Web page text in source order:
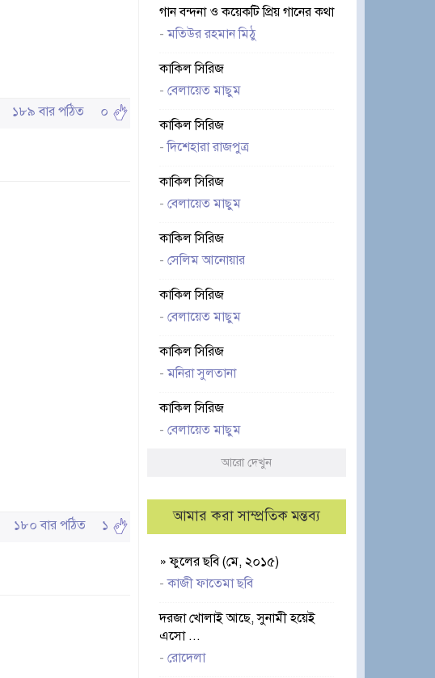
১৮৯ বার পঠিত ০
১৮০ বার পঠিত ১
গান বন্দনা ও কয়েকটি প্রিয় গানের কথা
-মতিউর রহমান মিঠু
কাকিল সিরিজ
- বেলায়েত মাছুম
কাকিল সিরিজ
-দিশেহারা রাজপুত্র
কাকিল সিরিজ
- বেলায়েত মাছুম
কাকিল সিরিজ
- সেলিম আনোয়ার
কাকিল সিরিজ
- বেলায়েত মাছুম
কাকিল সিরিজ
-মনিরা সুলতানা
কাকিল সিরিজ
- বেলায়েত মাছুম
আরো দেখুন
আমার করা সাম্প্রতিক মন্তব্য
» ফুলের ছবি (মে, ২০১৫)
-কাজী ফাতেমা ছবি
দরজা খোলাই আছে, সুনামী হয়েই
এসো ...
- রোদেলা